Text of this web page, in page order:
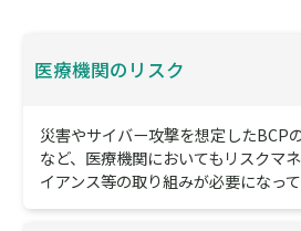
医療機関のリスク
災害やサイバー攻撃を想定したBCP
など、医療機関においてもリスクマ
イアンス等の取り組みが必要になって